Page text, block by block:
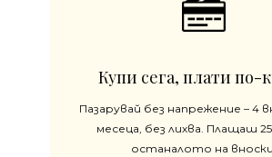
Купи сега, плати по-
Пазарувай без напрежение – 4
месеца, без лихва. Плащаш
останалото на